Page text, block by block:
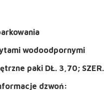
wodoodpornymi
paki DŁ. 3,70;
dzwoń: